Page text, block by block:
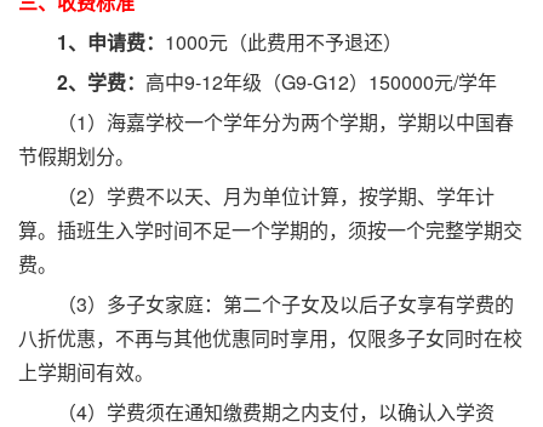
1、申请费： 1000元（此费用不予退还）
2、学费： 高中9-12年级（G9-G12）150000元/学年
（1）海嘉学校一个学年分为两个学期，学期以中国春
节假期划分。
（2）学费不以天、月为单位计算，按学期、学年计
算。插班生入学时间不足一个学期的，须按一个完整学期交
费。
（3）多子女家庭：第二个子女及以后子女享有学费的
八折优惠，不再与其他优惠同时享用，仅限多子女同时在校
上学期间有效。
（4）学费须在通知缴费期之内支付，以确认入学资